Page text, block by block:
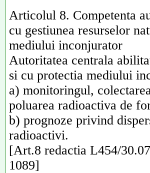
Articolul 8. Competenta
cu gestiunea resurselor
mediului inconjurator
Autoritatea centrala
si cu protectia mediului
a) monitoringul,
poluarea radioactiva de
b) prognoze privind
radioactivi.
[Art.8 redactia L454/
1089]